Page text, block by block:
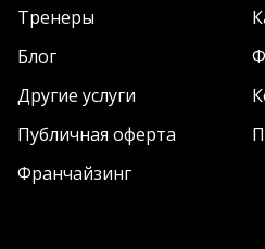
Тренеры
Блог
Другие услуги
Публичная оферта
Франчайзинг